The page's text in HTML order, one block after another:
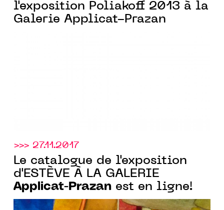
l'exposition Poliakoff 2013 à la
Galerie Applicat-Prazan
>>> 27.11.2017
Le catalogue de l'exposition
d'ESTÈVE À LA GALERIE
Applicat-Prazan est en ligne!